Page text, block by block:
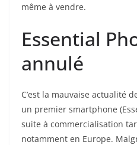
même à vendre.
Essential
annulé
C’est la mauvaise actualité
un premier smartphone
suite à commercialisation
notamment en Europe.